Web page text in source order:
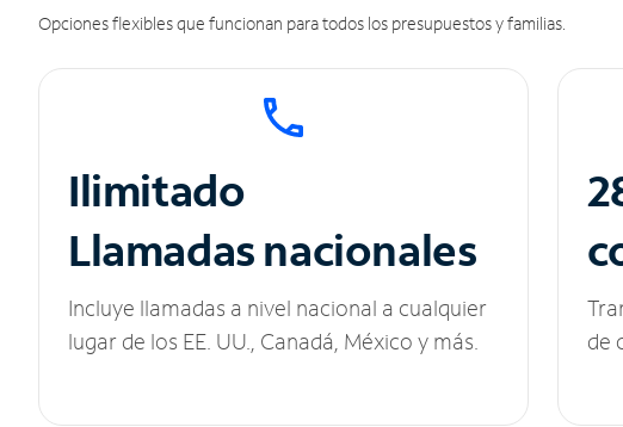
Opciones flexibles que funcionan para todos los presupuestos y familias.
Ilimitado
Llamadas nacionales
Incluye llamadas a nivel nacional a cualquier
lugar de los EE. UU., Canadá, México y más.
de